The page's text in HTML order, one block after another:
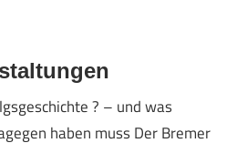
? – und was
haben muss Der Bremer